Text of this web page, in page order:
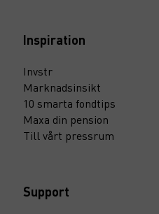
Inspiration
Invstr
Marknadsinsikt
10 smarta fondtips
Maxa din pension
Till vårt pressrum
Support